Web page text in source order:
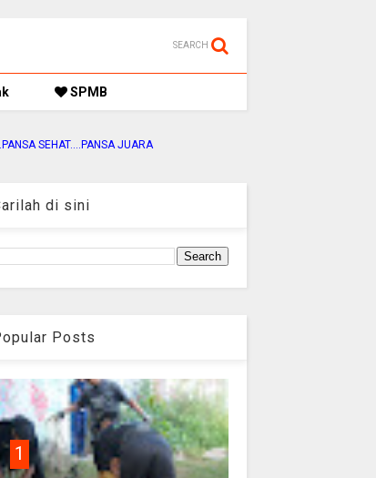
SEARCH
SPMB
JUARA
di sini
Posts
1